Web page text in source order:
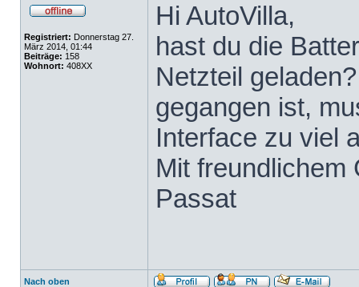
Registriert: Donnerstag 27.
März 2014, 01:44
Beiträge: 158
Wohnort: 408XX
Hi AutoVilla,
hast du die
Netzteil
gegangen ist,
Interface zu viel
Mit freundlichem
Passat
Nach oben